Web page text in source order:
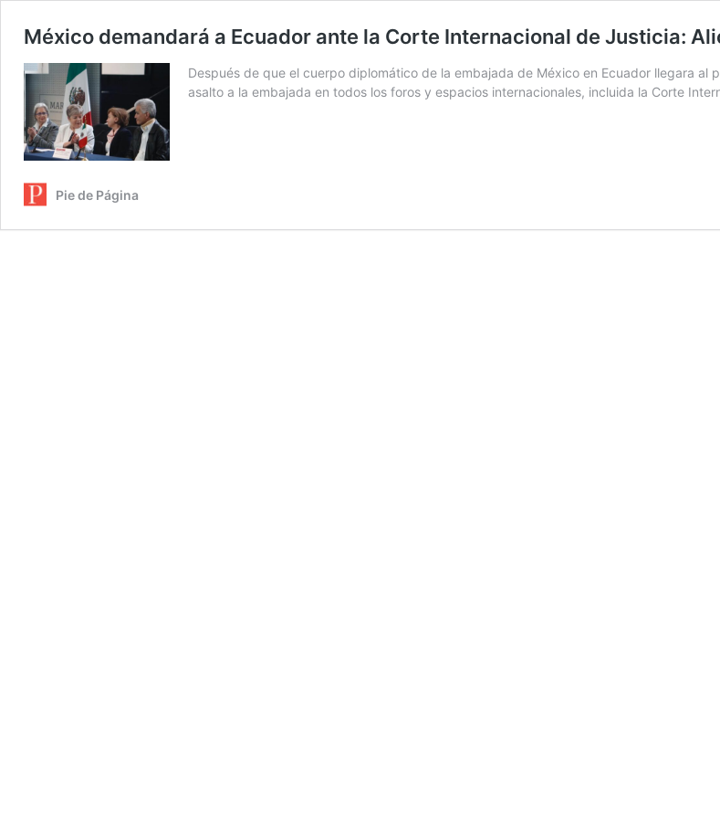
México demandará a Ecuador ante la Corte Internacional de Justicia:
Después de que el cuerpo diplomático de la embajada de México en Ecuador llegara al
asalto a la embajada en todos los foros y espacios internacionales, incluida la Corte
Pie de Página